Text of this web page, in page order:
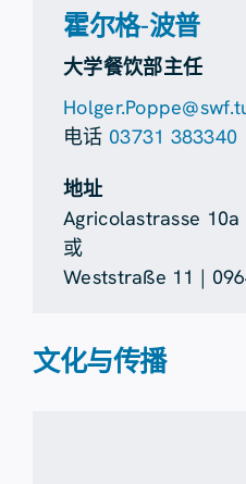
霍尔格-波普
大学餐饮部主任
电话 03731 383340
地址
Agricolastrasse
或
Weststraße 11 |
文化与传播